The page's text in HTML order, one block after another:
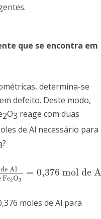
que se encontra em
determina-se
defeito. Deste modo,
2O3 reage com duas
de Al necessário para
?
Al
Fe2O3
= 0,376 mol de
moldeFe 2O3=0,376 mol
moles de Al para